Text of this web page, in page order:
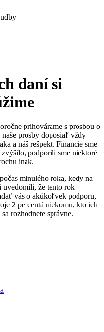
daní si
prihovárame s prosbou o
naše prosby doposiaľ vždy
a náš rešpekt. Financie sme
podporili sme niektoré
inak.
minulého roka, kedy na
uvedomili, že tento rok
vás o akúkoľvek podporu,
2 percentá niekomu, kto ich
rozhodnete správne.